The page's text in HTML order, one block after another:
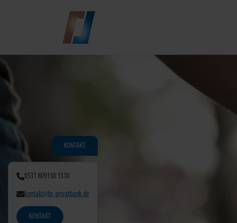
KONTAKT
0531 809130 1310
kontakt@bs-privatbank.de
KONTAKT